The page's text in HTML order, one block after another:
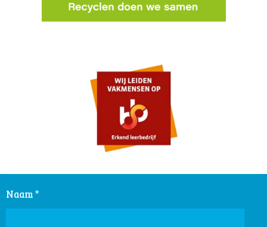
Naam *